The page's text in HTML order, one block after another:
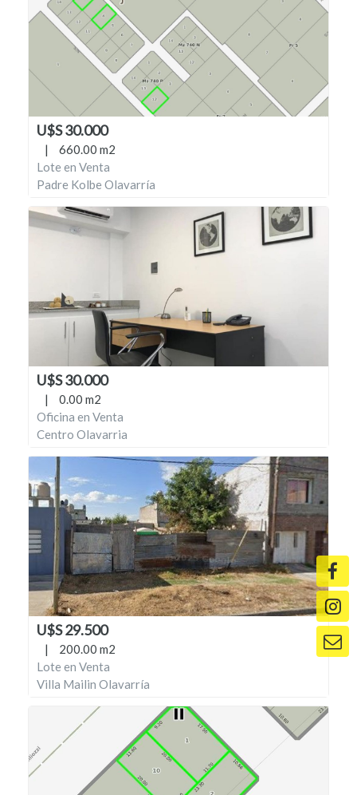
U$S 30.000
|
660.00 m2
Lote en Venta
Padre Kolbe Olavarría
U$S 30.000
|
0.00 m2
Oficina en Venta
Centro Olavarria
U$S 29.500
|
200.00 m2
Lote en Venta
Villa Mailin Olavarría